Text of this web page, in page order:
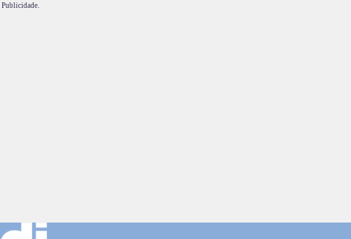
Publicidade.